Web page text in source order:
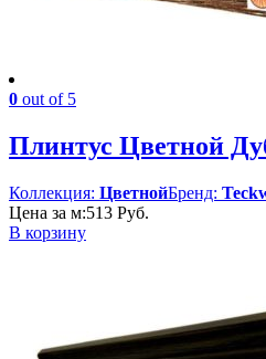
0 out of 5
Плинтус Цветной
Коллекция: ЦветнойБренд:
Цена за м:513 Руб.
В корзину